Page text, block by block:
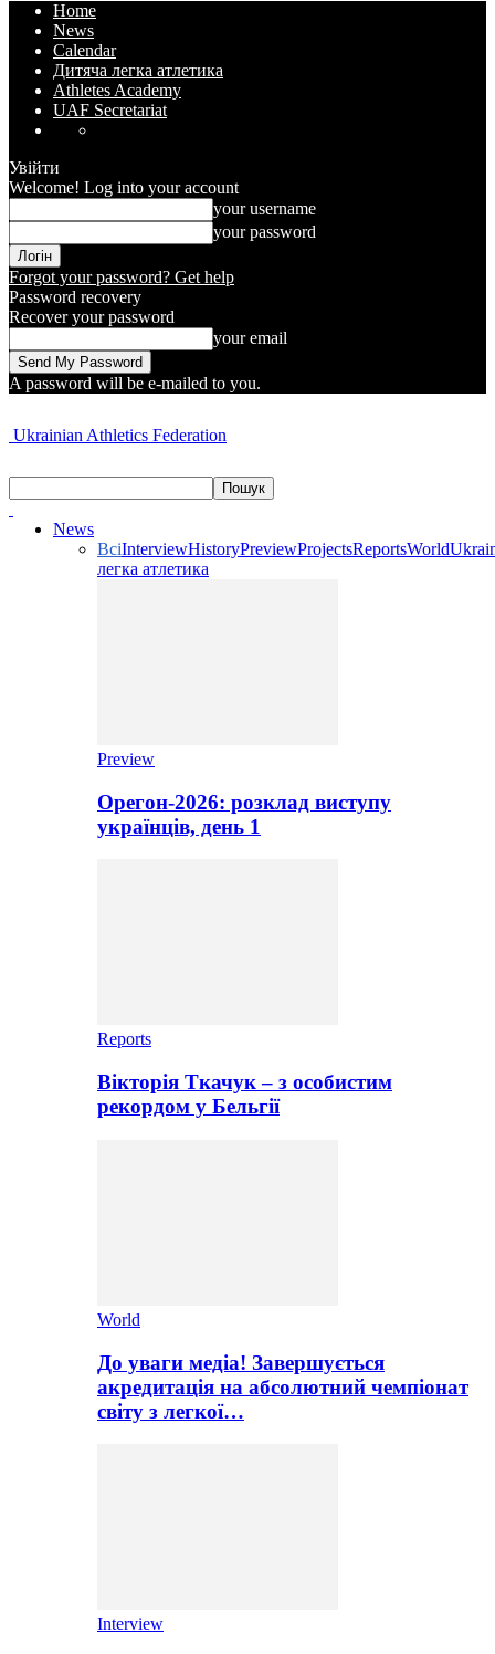
Home
News
Calendar
Дитяча легка атлетика
Athletes Academy
UAF Secretariat
Увійти
Welcome! Log into your account
your username
your password
Forgot your password? Get help
Password recovery
Recover your password
your email
A password will be e-mailed to you.
Ukrainian Athletics Federation
News
ВсіInterviewHistoryPreviewProjectsReportsWorld
легка атлетика
Preview
Орегон-2026: розклад виступу
українців, день 1
Reports
Вікторія Ткачук – з особистим
рекордом у Бельгії
World
До уваги медіа! Завершується
акредитація на абсолютний чемпіонат
світу з легкої…
Interview